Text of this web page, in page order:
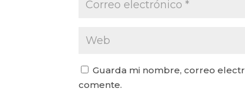
Guarda mi nombre, correo
comente.